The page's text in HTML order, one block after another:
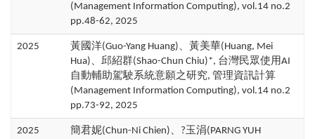
(Management Information Computing), vol.14 no.2
pp.48-62, 2025
2025
黃國洋(Guo-Yang Huang)、黃美華(Huang, Mei
Hua)、邱紹群(Shao-Chun Chiu)*, 台灣民眾使用AI
自動輔助駕駛系統意願之研究, 管理資訊計算
(Management Information Computing), vol.14 no.2
pp.73-92, 2025
2025
簡君妮(Chun-Ni Chien)、?玉涓(PARNG YUH